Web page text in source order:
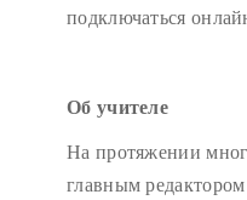
подключаться
Об учителе
На протяжении
главным редактором